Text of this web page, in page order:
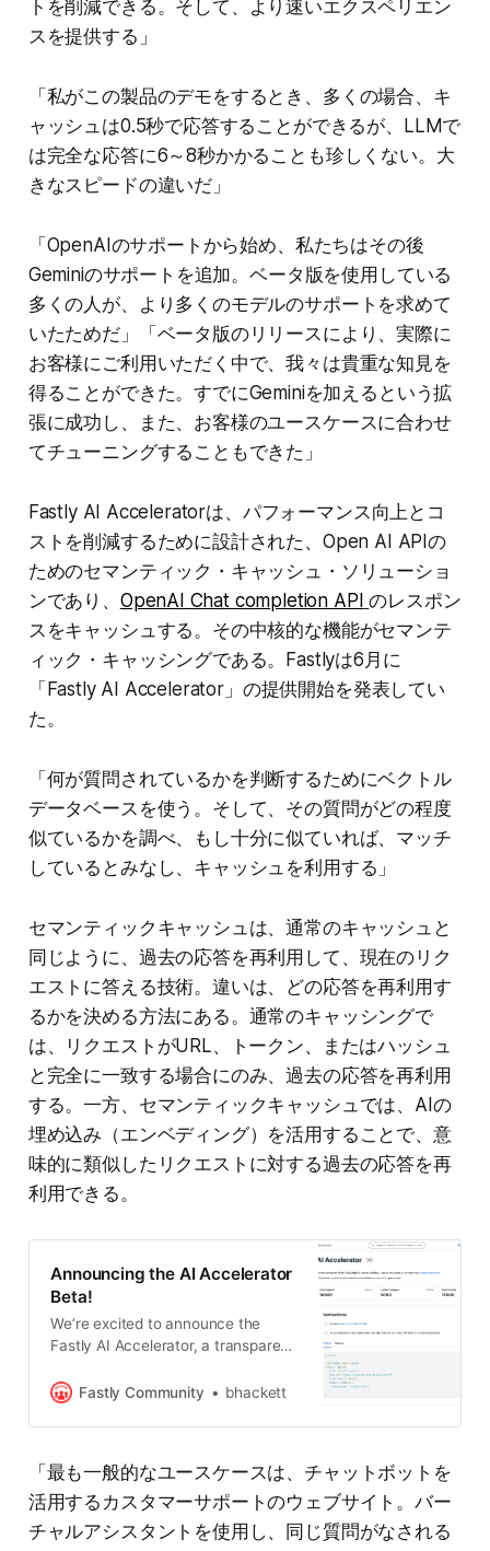
トを削減できる。そして、より速いエクスペリエン
スを提供する」
「私がこの製品のデモをするとき、多くの場合、キ
ャッシュは0.5秒で応答することができるが、LLMで
は完全な応答に6～8秒かかることも珍しくない。大
きなスピードの違いだ」
「OpenAIのサポートから始め、私たちはその後
Geminiのサポートを追加。ベータ版を使用している
多くの人が、より多くのモデルのサポートを求めて
いたためだ」「ベータ版のリリースにより、実際に
お客様にご利用いただく中で、我々は貴重な知見を
得ることができた。すでにGeminiを加えるという拡
張に成功し、また、お客様のユースケースに合わせ
てチューニングすることもできた」
Fastly AI Acceleratorは、パフォーマンス向上とコ
ストを削減するために設計された、Open AI APIの
ためのセマンティック・キャッシュ・ソリューショ
ンであり、 OpenAI Chat completion API のレスポン
スをキャッシュする。その中核的な機能がセマンテ
ィック・キャッシングである。Fastlyは6月に
「Fastly AI Accelerator」の提供開始を発表してい
た。
「何が質問されているかを判断するためにベクトル
データベースを使う。そして、その質問がどの程度
似ているかを調べ、もし十分に似ていれば、マッチ
しているとみなし、キャッシュを利用する」
セマンティックキャッシュは、通常のキャッシュと
同じように、過去の応答を再利用して、現在のリク
エストに答える技術。違いは、どの応答を再利用す
るかを決める方法にある。通常のキャッシングで
は、リクエストがURL、トークン、またはハッシュ
と完全に一致する場合にのみ、過去の応答を再利用
する。一方、セマンティックキャッシュでは、AIの
埋め込み（エンベディング）を活用することで、意
味的に類似したリクエストに対する過去の応答を再
利用できる。
Announcing the AI Accelerator
Beta!
We’re excited to announce the
Fastly AI Accelerator, a transparent
to reduce latency and lower costs
starting with OpenAI, but more
Semantic caching, like regular
caching, uses a previous response
to serve a current request. The
difference comes in how we decide
Fastly Community bhackett
「最も一般的なユースケースは、チャットボットを
活用するカスタマーサポートのウェブサイト。バー
チャルアシスタントを使用し、同じ質問がなされる